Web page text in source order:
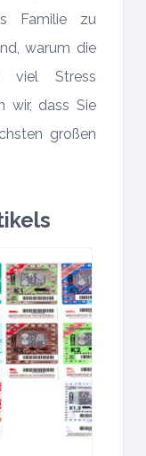
Familie zu
warum die
viel Stress
wir, dass Sie
großen